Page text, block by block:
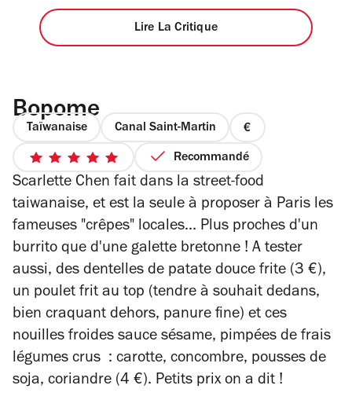
Lire La Critique
Bopome
Taïwanaise Canal Saint-Martin
prix
1
sur
5
sur
5
étoiles
Recommandé
Scarlette Chen fait dans la street-food
taiwanaise, et est la seule à proposer à Paris les
fameuses "crêpes" locales... Plus proches d'un
burrito que d'une galette bretonne ! A tester
aussi, des dentelles de patate douce frite (3 €),
un poulet frit au top (tendre à souhait dedans,
bien craquant dehors, panure fine) et ces
nouilles froides sauce sésame, pimpées de frais
légumes crus : carotte, concombre, pousses de
soja, coriandre (4 €). Petits prix on a dit !